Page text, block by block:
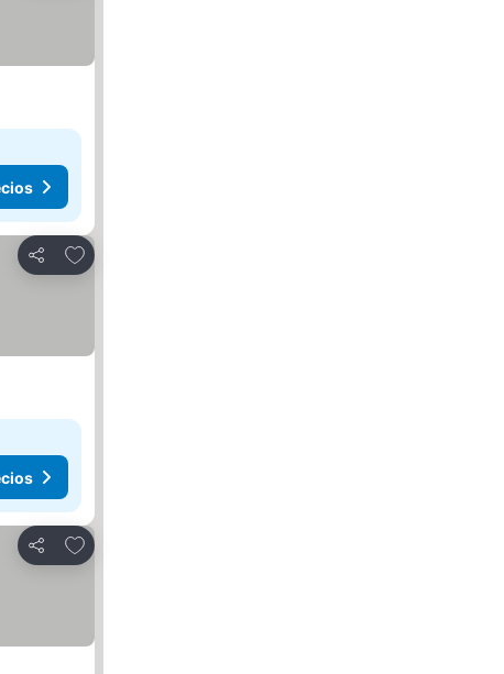
Compartir
Agregar a favoritos
Compartir
Agregar a favoritos